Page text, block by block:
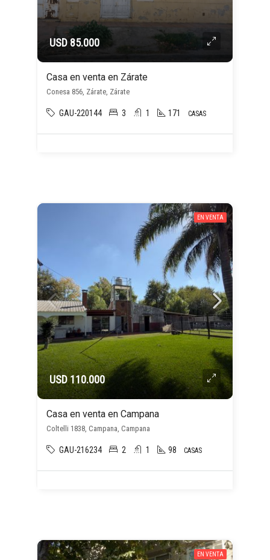
USD 85.000
Casa en venta en Zárate
Conesa 856, Zárate, Zárate
GAU-220144 3 1 171 CASAS
EN VENTA
USD 110.000
Casa en venta en Campana
Coltelli 1838, Campana, Campana
GAU-216234 2 1 98 CASAS
EN VENTA